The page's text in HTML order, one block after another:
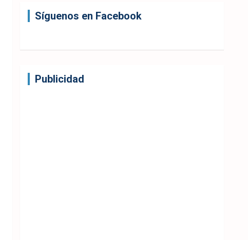
Síguenos en Facebook
Publicidad